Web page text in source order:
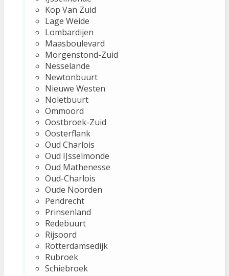
Kop Van Zuid
Lage Weide
Lombardijen
Maasboulevard
Morgenstond-Zuid
Nesselande
Newtonbuurt
Nieuwe Westen
Noletbuurt
Ommoord
Oostbroek-Zuid
Oosterflank
Oud Charlois
Oud IJsselmonde
Oud Mathenesse
Oud-Charlois
Oude Noorden
Pendrecht
Prinsenland
Redebuurt
Rijsoord
Rotterdamsedijk
Rubroek
Schiebroek